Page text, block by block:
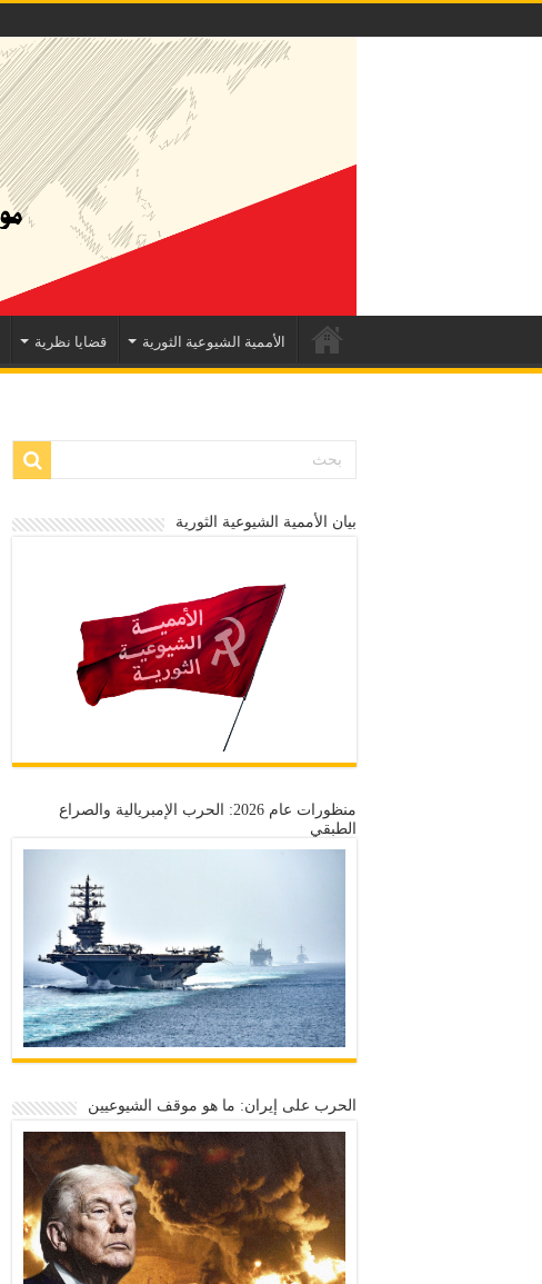
الأممية الشيوعية الثورية قضايا نظرية
بيان الأممية الشيوعية الثورية
منظورات عام 2026: الحرب الإمبريالية والصراع
الطبقي
الحرب على إيران: ما هو موقف الشيوعيين